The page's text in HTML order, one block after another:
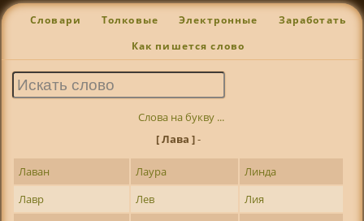
Словари Толковые Электронные Заработать
Как пишется слово
Слова на букву ...
[ Лава ]-
Лаван Лаура
Линда
Лавр
Лев
Лия